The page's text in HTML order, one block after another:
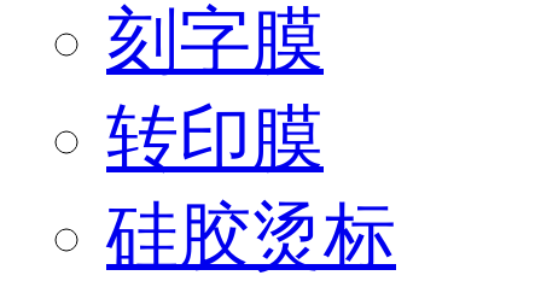
刻字膜
转印膜
硅胶烫标